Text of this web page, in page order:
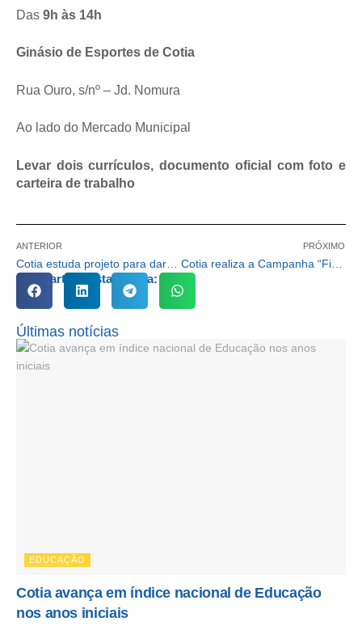
Das 9h às 14h
Ginásio de Esportes de Cotia
Rua Ouro, s/nº – Jd. Nomura
Ao lado do Mercado Municipal
Levar dois currículos, documento oficial com foto e
carteira de trabalho
ANTERIOR PRÓXIMO
Cotia realiza a Campanha “Fique Sabendo” de orientação e conscientização sobre IST”s
Compartilhe esta notícia:
Últimas notícias
EDUCAÇÃO
Cotia avança em índice nacional de Educação
nos anos iniciais